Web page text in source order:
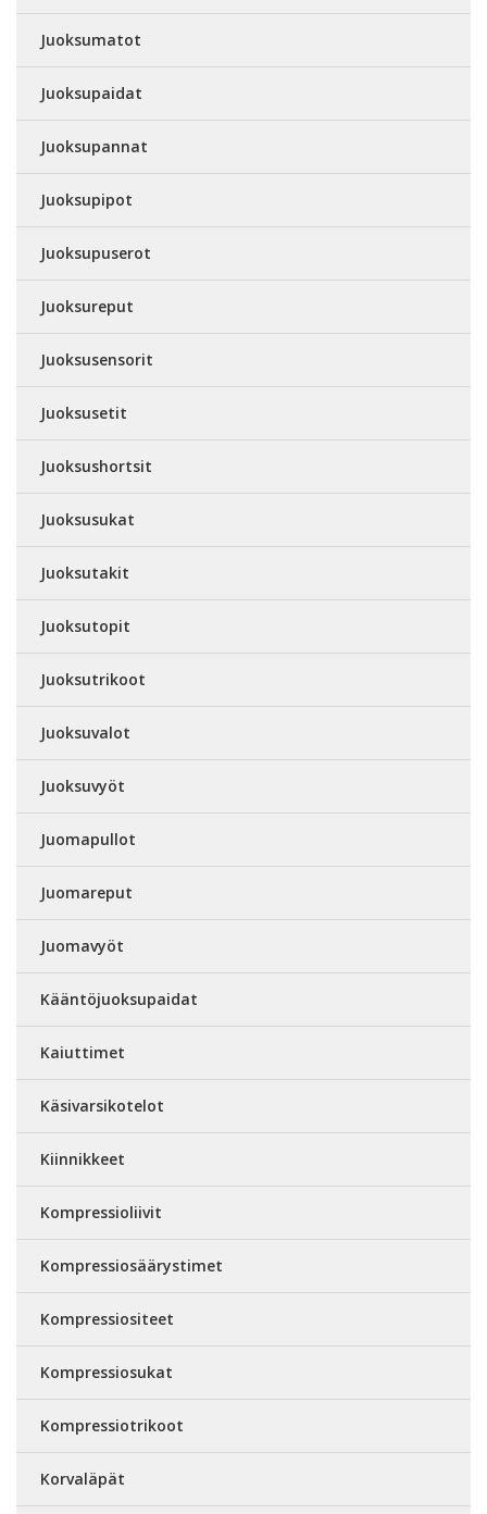
Juoksumatot
Juoksupaidat
Juoksupannat
Juoksupipot
Juoksupuserot
Juoksureput
Juoksusensorit
Juoksusetit
Juoksushortsit
Juoksusukat
Juoksutakit
Juoksutopit
Juoksutrikoot
Juoksuvalot
Juoksuvyöt
Juomapullot
Juomareput
Juomavyöt
Kääntöjuoksupaidat
Kaiuttimet
Käsivarsikotelot
Kiinnikkeet
Kompressioliivit
Kompressiosäärystimet
Kompressiositeet
Kompressiosukat
Kompressiotrikoot
Korvaläpät